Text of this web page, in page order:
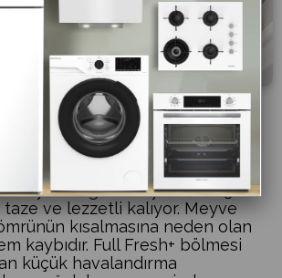
Full Fresh+
küçük havalandırma
hava sayesinde ideal sıcaklık
sağlanır. Yiyecekler 3 kat
ve lezzetli kalıyor. Meyve
kısalmasına neden olan
kaybıdır. Full Fresh+ bölmesi
küçük havalandırma